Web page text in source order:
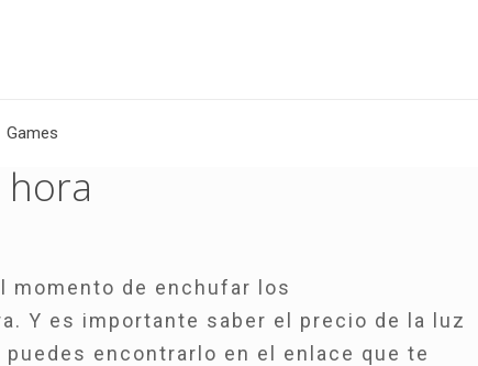
Games
hora
momento de enchufar los
Y es importante saber el precio de la luz
encontrarlo en el enlace que te